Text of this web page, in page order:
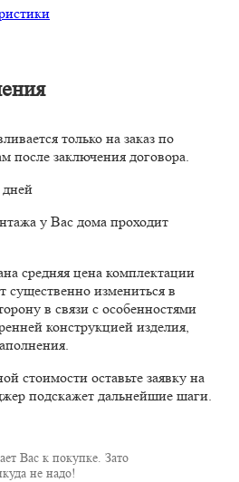
только на заказ по
после заключения договора.
дней
у Вас дома проходит
средняя цена комплектации
существенно измениться в
в связи с особенностями
конструкцией изделия,
стоимости оставьте заявку на
подскажет дальнейшие шаги.
Вас к покупке. Зато
не надо!